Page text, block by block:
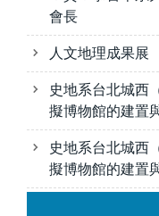
會長
人文地理成果展
史地系台北城西
擬博物館的建置
史地系台北城西
擬博物館的建置